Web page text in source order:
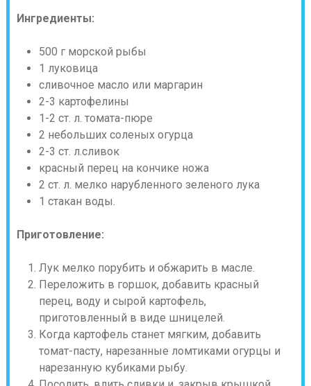
Ингредиенты:
500 г морской рыбы
1 луковица
сливочное масло или маргарин
2-3 картофелины
1-2 ст. л. томата-пюре
2 небольших соленых огурца
2-3 ст. л.сливок
красный перец на кончике ножа
2 ст. л. мелко нарубленного зеленого лука
1 стакан воды.
Приготовление:
Лук мелко порубить и обжарить в масле.
Переложить в горшок, добавить красный
перец, воду и сырой картофель,
приготовленный в виде шницелей.
Когда картофель станет мягким, добавить
томат-пасту, нарезанные ломтиками огурцы и
нарезанную кубиками рыбу.